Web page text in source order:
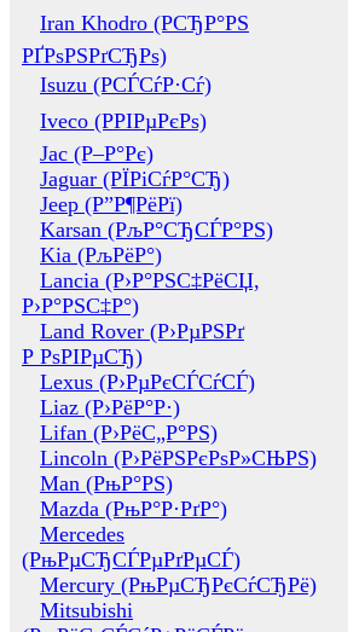
Iran Khodro (РСЂР°РЅ
РҐРѕРЅРґСЂРѕ)
Isuzu (РСЃСѓР·Сѓ)
Iveco (РРІРµРєРѕ)
Jac (Р–Р°Рє)
Jaguar (РЇРіСѓР°СЂ)
Jeep (Р”Р¶РёРї)
Karsan (РљР°СЂСЃР°РЅ)
Kia (РљРёР°)
Lancia (Р›Р°РЅС‡РёСЏ,
Р›Р°РЅС‡Р°)
Land Rover (Р›РµРЅРґ
Р РѕРІРµСЂ)
Lexus (Р›РµРєСЃСѓСЃ)
Liaz (Р›РёР°Р·)
Lifan (Р›РёС„Р°РЅ)
Lincoln (Р›РёРЅРєРѕР»СЊРЅ)
Man (РњР°РЅ)
Mazda (РњР°Р·РґР°)
Mercedes
(РњРµСЂСЃРµРґРµСЃ)
Mercury (РњРµСЂРєСѓСЂРё)
Mitsubishi